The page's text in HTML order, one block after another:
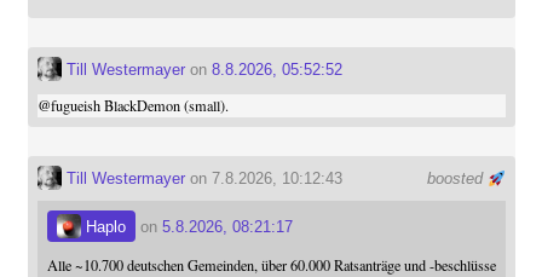
Till Westermayeron 8.8.2026, 05:52:52
@fugueishBlackDemon (small).
boosted
Till Westermayeron 7.8.2026, 10:12:43
Haplo on 5.8.2026, 08:21:17
Alle ~10.700 deutschen Gemeinden, über 60.000 Ratsanträge und -beschlüsse